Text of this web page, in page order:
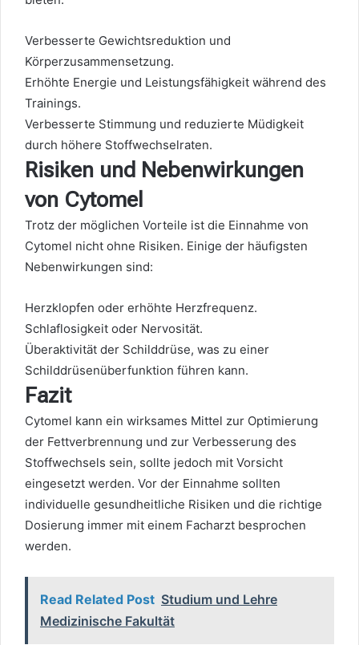
Verbesserte Gewichtsreduktion und
Körperzusammensetzung.
Erhöhte Energie und Leistungsfähigkeit während des
Trainings.
Verbesserte Stimmung und reduzierte Müdigkeit
durch höhere Stoffwechselraten.
Risiken und Nebenwirkungen
von Cytomel
Trotz der möglichen Vorteile ist die Einnahme von
Cytomel nicht ohne Risiken. Einige der häufigsten
Nebenwirkungen sind:
Herzklopfen oder erhöhte Herzfrequenz.
Schlaflosigkeit oder Nervosität.
Überaktivität der Schilddrüse, was zu einer
Schilddrüsenüberfunktion führen kann.
Fazit
Cytomel kann ein wirksames Mittel zur Optimierung
der Fettverbrennung und zur Verbesserung des
Stoffwechsels sein, sollte jedoch mit Vorsicht
eingesetzt werden. Vor der Einnahme sollten
individuelle gesundheitliche Risiken und die richtige
Dosierung immer mit einem Facharzt besprochen
werden.
Read Related Post Studium und Lehre
Medizinische Fakultät